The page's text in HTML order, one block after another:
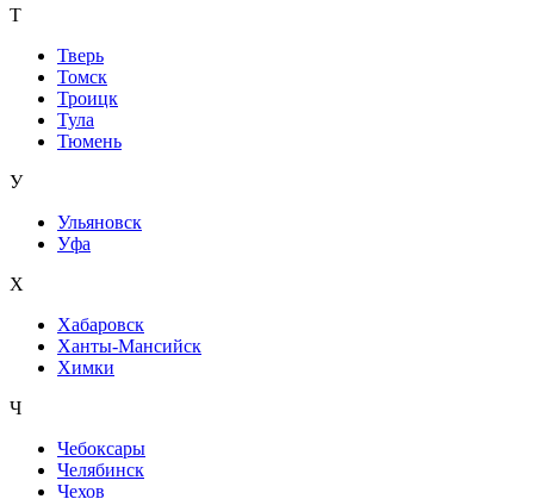
Т
Тверь
Томск
Троицк
Тула
Тюмень
У
Ульяновск
Уфа
Х
Хабаровск
Ханты-Мансийск
Химки
Ч
Чебоксары
Челябинск
Чехов